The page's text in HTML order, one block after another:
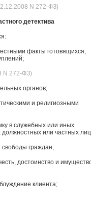
N 272-ФЗ)
детектива
факты готовящихся,
N 272-ФЗ)
органов;
и религиозными
в служебных или иных
должностных или частных
свободы граждан;
достоинство и
клиента;